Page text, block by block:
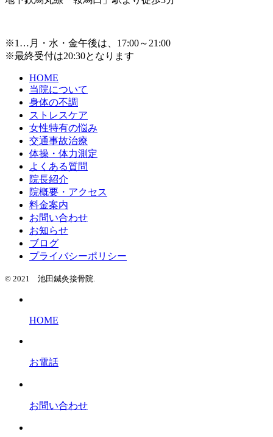
※1…月・水・金午後は、17:00～21:00
※最終受付は20:30となります
HOME
当院について
身体の不調
ストレスケア
女性特有の悩み
交通事故治療
体操・体力測定
よくある質問
院長紹介
院概要・アクセス
料金案内
お問い合わせ
お知らせ
ブログ
プライバシーポリシー
© 2021 池田鍼灸接骨院.
HOME
お電話
お問い合わせ